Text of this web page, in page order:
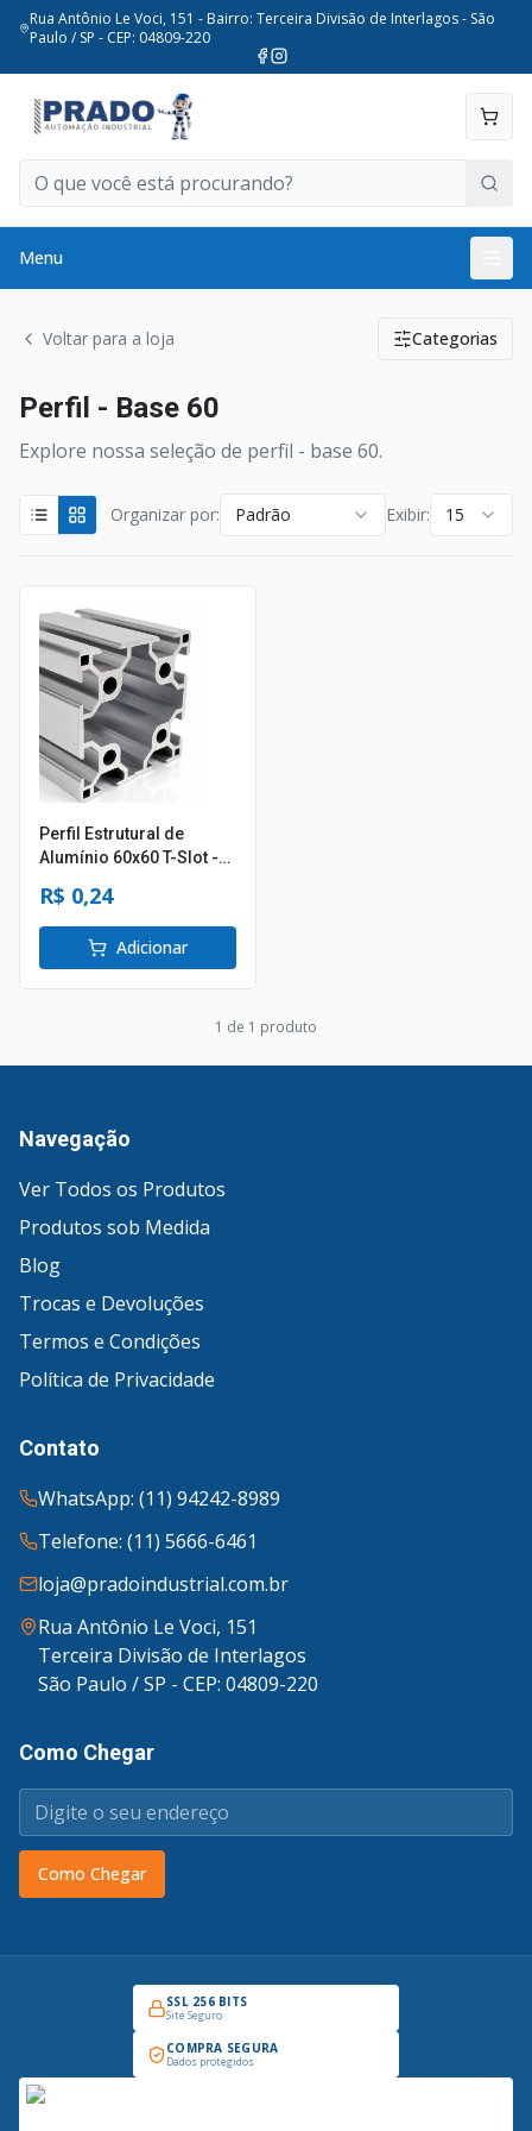
Rua Antônio Le Voci, 151 - Bairro: Terceira Divisão de Interlagos - São
Paulo / SP - CEP: 04809-220
Menu
Voltar para a loja Categorias
Perfil - Base 60
Explore nossa seleção de perfil - base 60.
Organizar por: Padrão Exibir: 15
Perfil Estrutural de
Alumínio 60x60 T-Slot -
R$ 0,24
Adicionar
1 de 1 produto
Navegação
Ver Todos os Produtos
Produtos sob Medida
Blog
Trocas e Devoluções
Termos e Condições
Política de Privacidade
Contato
WhatsApp: (11) 94242-8989
Telefone: (11) 5666-6461
loja@pradoindustrial.com.br
Rua Antônio Le Voci, 151
Terceira Divisão de Interlagos
São Paulo / SP - CEP: 04809-220
Como Chegar
Como Chegar
SSL 256 BITS
Site Seguro
COMPRA SEGURA
Dados protegidos